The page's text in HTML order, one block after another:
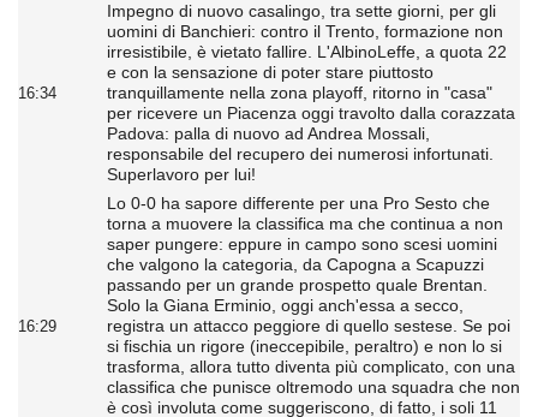
16:34
Impegno di nuovo casalingo, tra sette giorni, per gli
uomini di Banchieri: contro il Trento, formazione non
irresistibile, è vietato fallire. L'AlbinoLeffe, a quota 22
e con la sensazione di poter stare piuttosto
tranquillamente nella zona playoff, ritorno in "casa"
per ricevere un Piacenza oggi travolto dalla corazzata
Padova: palla di nuovo ad Andrea Mossali,
responsabile del recupero dei numerosi infortunati.
Superlavoro per lui!
16:29
Lo 0-0 ha sapore differente per una Pro Sesto che
torna a muovere la classifica ma che continua a non
saper pungere: eppure in campo sono scesi uomini
che valgono la categoria, da Capogna a Scapuzzi
passando per un grande prospetto quale Brentan.
Solo la Giana Erminio, oggi anch'essa a secco,
registra un attacco peggiore di quello sestese. Se poi
si fischia un rigore (ineccepibile, peraltro) e non lo si
trasforma, allora tutto diventa più complicato, con una
classifica che punisce oltremodo una squadra che non
è così involuta come suggeriscono, di fatto, i soli 11